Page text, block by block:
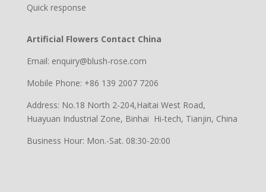
Quick response
Artificial Flowers Contact China
Email: enquiry@blush-rose.com
Mobile Phone: +86 139 2007 7206
Address: No.18 North 2-204,Haitai West Road,
Huayuan Industrial Zone, Binhai Hi-tech, Tianjin, China
Business Hour: Mon.-Sat. 08:30-20:00